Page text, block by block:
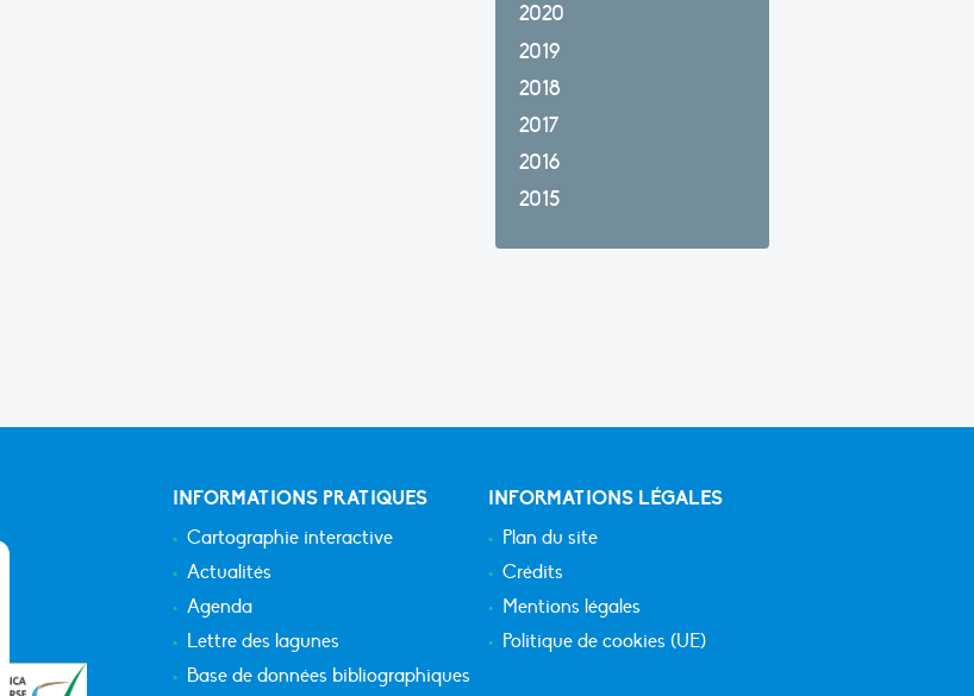
2020
2019
2018
2017
2016
2015
INFORMATIONS PRATIQUES
Cartographie interactive
Actualités
Agenda
Lettre des lagunes
Base de données bibliographiques
INFORMATIONS LÉGALES
Plan du site
Crédits
Mentions légales
Politique de cookies (UE)